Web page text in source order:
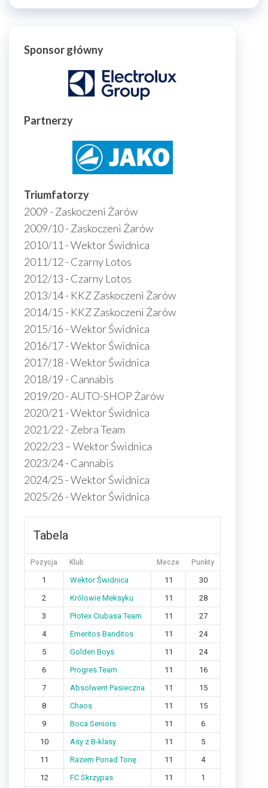
Sponsor główny
Partnerzy
Triumfatorzy
2009 - Zaskoczeni Żarów
2009/10 - Zaskoczeni Żarów
2010/11 - Wektor Świdnica
2011/12 - Czarny Lotos
2012/13 - Czarny Lotos
2013/14 - KKZ Zaskoczeni Żarów
2014/15 - KKZ Zaskoczeni Żarów
2015/16 - Wektor Świdnica
2016/17 - Wektor Świdnica
2017/18 - Wektor Świdnica
2018/19 - Cannabis
2019/20 - AUTO-SHOP Żarów
2020/21 - Wektor Świdnica
2021/22 - Zebra Team
2022/23 – Wektor Świdnica
2023/24 - Cannabis
2024/25 - Wektor Świdnica
2025/26 - Wektor Świdnica
Tabela
Pozycja Klub Mecze Punkty
1 Wektor Świdnica 11
30
2
Królowie Meksyku 11
28
3
Płotex Ciubasa Team 11
27
4
Emeritos Banditos 11
24
5
Golden Boys 11
24
6
Progres Team 11
16
7
Absolwent Pasieczna 11
15
8
Chaos 11
15
9
Boca Seniors 11
6
10
Asy z B-klasy 11
5
11
Razem Ponad Tonę 11
4
12
FC Skrzypas 11 1